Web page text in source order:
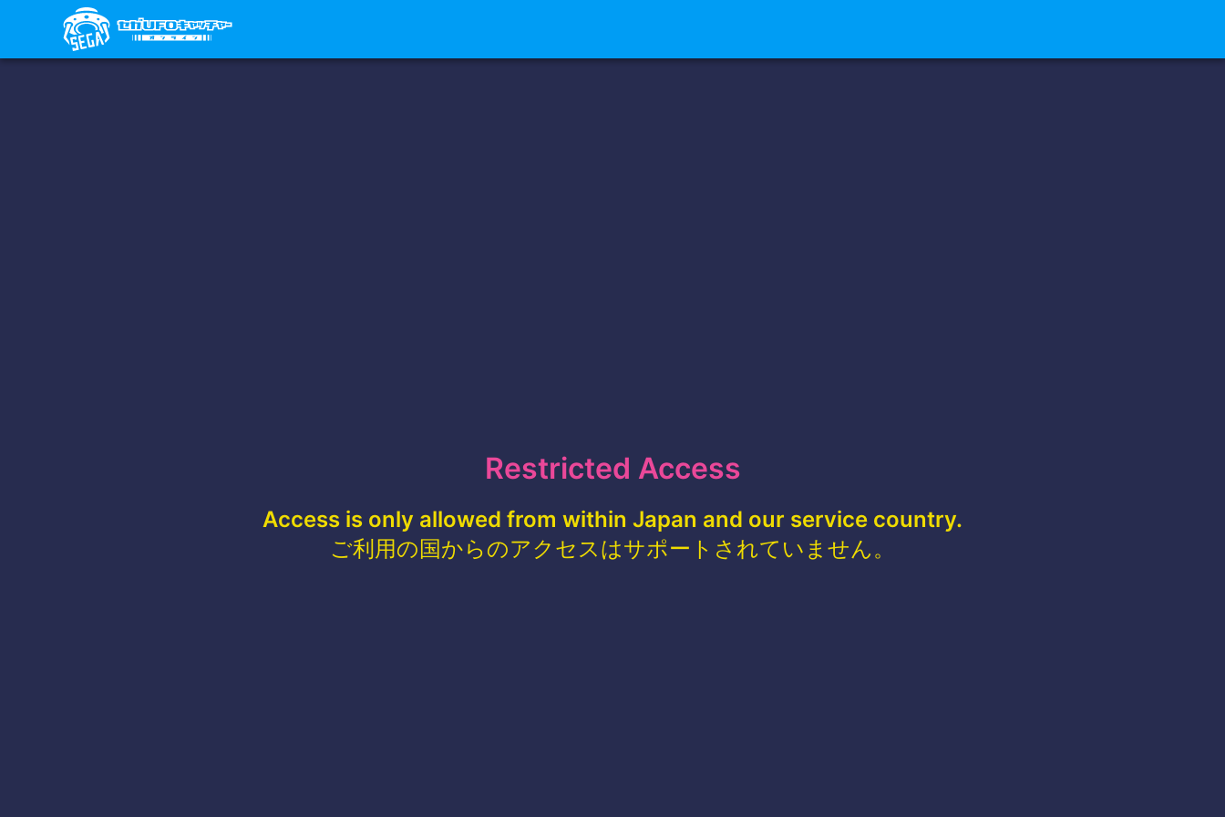
Restricted Access
Access is only allowed from within Japan and our service country.
ご利用の国からのアクセスはサポートされていません。